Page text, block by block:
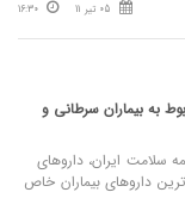
05 تیر 11 16:30
به بیماران سرطانی و
سلامت ایران، داروهای
داروهای بیماران خاص